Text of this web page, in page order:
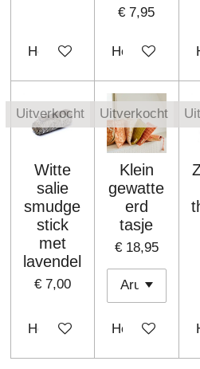
Houd mij op de hoogte
€ 7,95
Houd mij op
Uitverkocht
Witte
salie
smudge
stick
met
lavendel
€ 7,00
Houd mij op de hoogte
Uitverkocht
Klein
gewatte
erd
tasje
€ 18,95
Houd mij op